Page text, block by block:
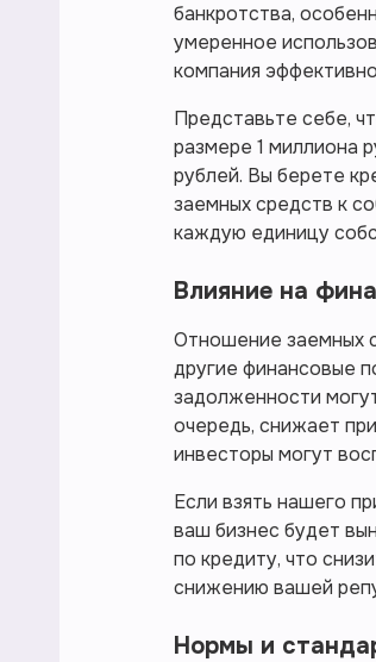
банкротства,
умеренное
компания
Представьте себе,
размере 1 миллиона
рублей. Вы берете
заемных средств к
каждую единицу
Влияние на
Отношение заемных
другие финансовые
задолженности
очередь, снижает
инвесторы могут
Если взять нашего
ваш бизнес будет
по кредиту, что
снижению вашей
Нормы и